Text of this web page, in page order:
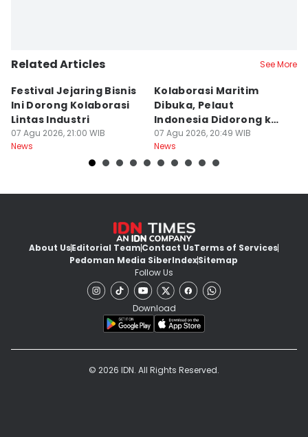
Related Articles See More
Festival Jejaring Bisnis
Ini Dorong Kolaborasi
Lintas Industri
07 Agu 2026, 21:00 WIB
News
Kolaborasi Maritim
Dibuka, Pelaut
Indonesia Didorong ke
Pasar Global
07 Agu 2026, 20:49 WIB
News
About UsEditorial TeamContact UsTerms of Services
Pedoman Media SiberIndexSitemap
Follow Us
Download
© 2026 IDN. All Rights Reserved.